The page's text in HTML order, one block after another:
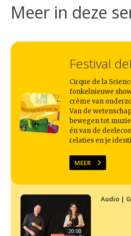
Home
Video
Meer in deze
Festival
Cirque de la
fonkelnieuwe
crème van
Van de
bewegen tot
én van de
relaties en je
MEER
20:00
Audio |